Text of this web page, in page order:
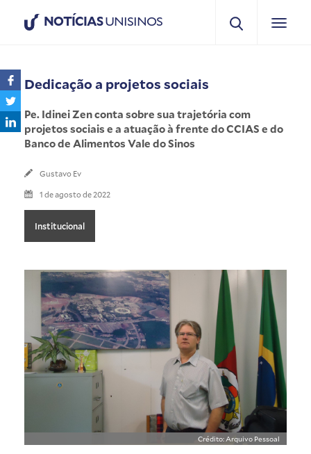
NOTÍCIASUNISINOS
Dedicação a projetos sociais
Pe. Idinei Zen conta sobre sua trajetória com
projetos sociais e a atuação à frente do CCIAS e do
Banco de Alimentos Vale do Sinos
Gustavo Ev
1 de agosto de 2022
Institucional
Crédito: Arquivo Pessoal